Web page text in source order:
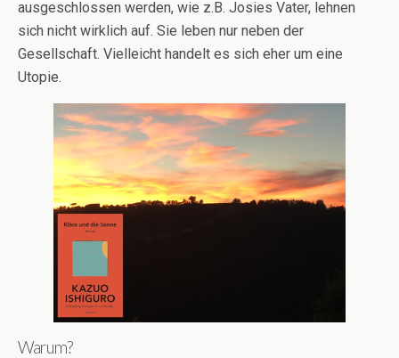
ausgeschlossen werden, wie z.B. Josies Vater, lehnen
sich nicht wirklich auf. Sie leben nur neben der
Gesellschaft. Vielleicht handelt es sich eher um eine
Utopie.
Warum?